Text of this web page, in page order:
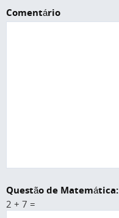
Comentário
Questão de Matemática:
2 + 7 =